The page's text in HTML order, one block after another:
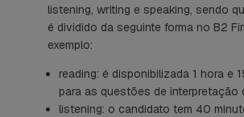
listening, writing e speaking, sendo
é dividido da seguinte forma no B2
exemplo:
reading: é disponibilizada 1 hora e
para as questões de interpretação
listening: o candidato tem 40